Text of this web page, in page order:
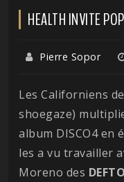
HEALTH INVITE
Pierre Sopor
Les Californiens de
shoegaze)
album DISCO4 en
les a vu travailler
Moreno des